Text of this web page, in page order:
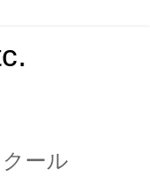
ール